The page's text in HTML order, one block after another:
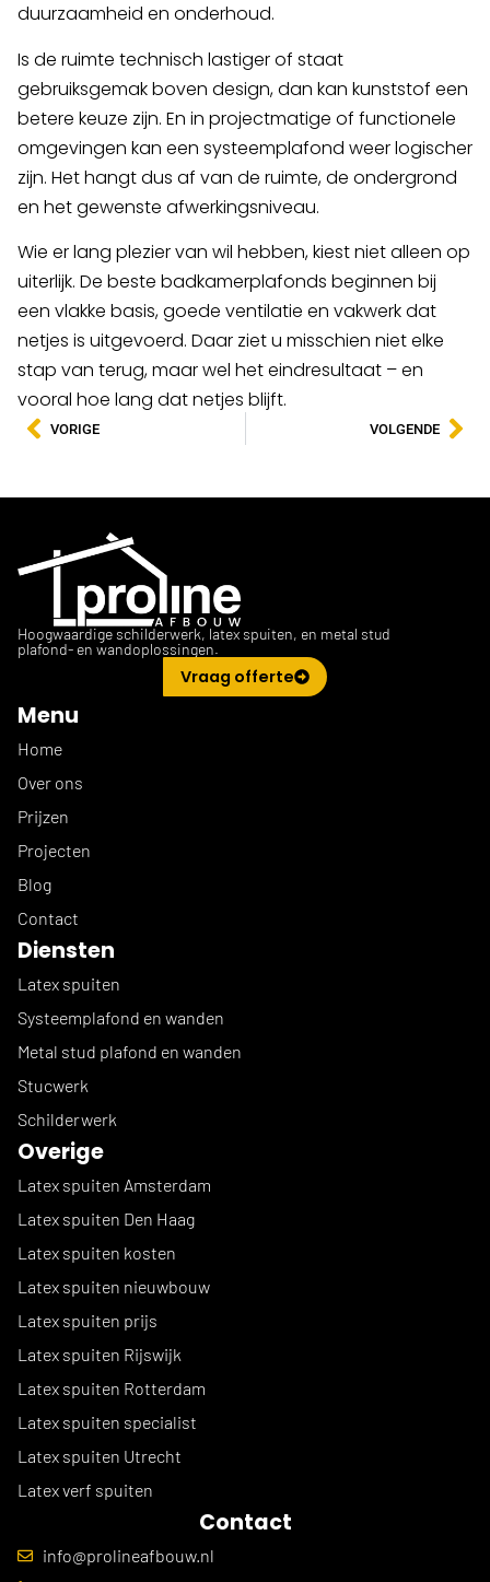
duurzaamheid en onderhoud.
Is de ruimte technisch lastiger of staat
gebruiksgemak boven design, dan kan kunststof een
betere keuze zijn. En in projectmatige of functionele
omgevingen kan een systeemplafond weer logischer
zijn. Het hangt dus af van de ruimte, de ondergrond
en het gewenste afwerkingsniveau.
Wie er lang plezier van wil hebben, kiest niet alleen op
uiterlijk. De beste badkamerplafonds beginnen bij
een vlakke basis, goede ventilatie en vakwerk dat
netjes is uitgevoerd. Daar ziet u misschien niet elke
stap van terug, maar wel het eindresultaat – en
vooral hoe lang dat netjes blijft.
VORIGE VOLGENDE
Hoogwaardige schilderwerk, latex spuiten, en metal stud
plafond- en wandoplossingen.
Vraag offerte
Menu
Home
Over ons
Prijzen
Projecten
Blog
Contact
Diensten
Latex spuiten
Systeemplafond en wanden
Metal stud plafond en wanden
Stucwerk
Schilderwerk
Overige
Latex spuiten Amsterdam
Latex spuiten Den Haag
Latex spuiten kosten
Latex spuiten nieuwbouw
Latex spuiten prijs
Latex spuiten Rijswijk
Latex spuiten Rotterdam
Latex spuiten specialist
Latex spuiten Utrecht
Latex verf spuiten
Contact
info@prolineafbouw.nl